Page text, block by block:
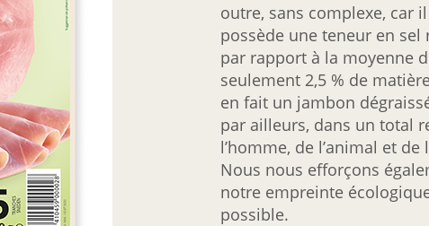
outre, sans complexe, car
possède une teneur en sel
par rapport à la moyenne
seulement 2,5 % de
en fait un jambon
par ailleurs, dans un total
l’homme, de l’animal et de
Nous nous efforçons
notre empreinte
possible.